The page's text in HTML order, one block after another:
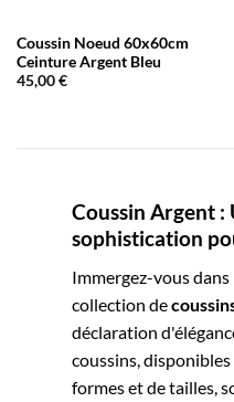
Coussin Noeud 60x60cm
Ceinture Argent Bleu
45,00€
Coussin Argent :
sophistication
Immergez-vous
collection de
déclaration
coussins,
formes et de tailles,